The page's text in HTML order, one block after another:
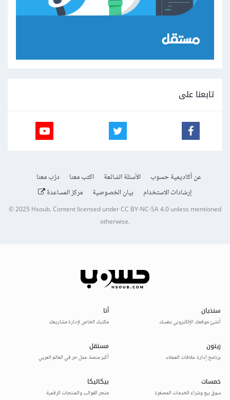
تابعنا على
عن أكاديمية حسوب الأسئلة الشائعة اكتب معنا
درّب معنا
إرشادات الاستخدام
بيان الخصوصية مركز المساعدة
© 2025Hsoub.Content licensed underCC BY-NC-SA 4.0unless mentioned
otherwise.